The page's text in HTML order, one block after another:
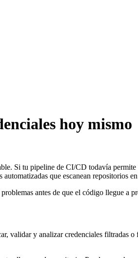
hoy mismo
Si tu pipeline de CI/CD todavía
que escanean repositorios
antes de que el código llegue
validar y analizar credenciales